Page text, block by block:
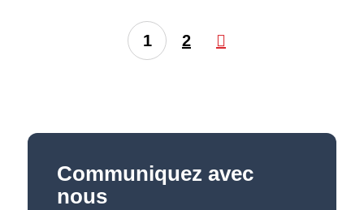
1 2
Communiquez avec
nous